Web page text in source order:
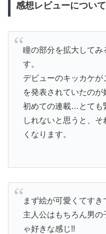
感想レビューについて
瞳の部分を拡大してみ
す。
デビューのキッカケが
を発表されていたのが
初めての連載…とても
しれないと思うと、
くなります。
まず絵が可愛くてすき
主人公はもちろん男
ゃ好きな感じ!!